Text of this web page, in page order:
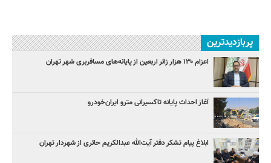
پربازدیدترین
اعزام ۱۳۰ هزار زائر اربعین از پایانه‌های مسافربری شهر تهران
آغاز احداث پایانه تاکسیرانی مترو ایران‌خودرو
ابلاغ پیام تشکر دفتر آیت‌الله عبدالکریم حائری از شهردار تهران